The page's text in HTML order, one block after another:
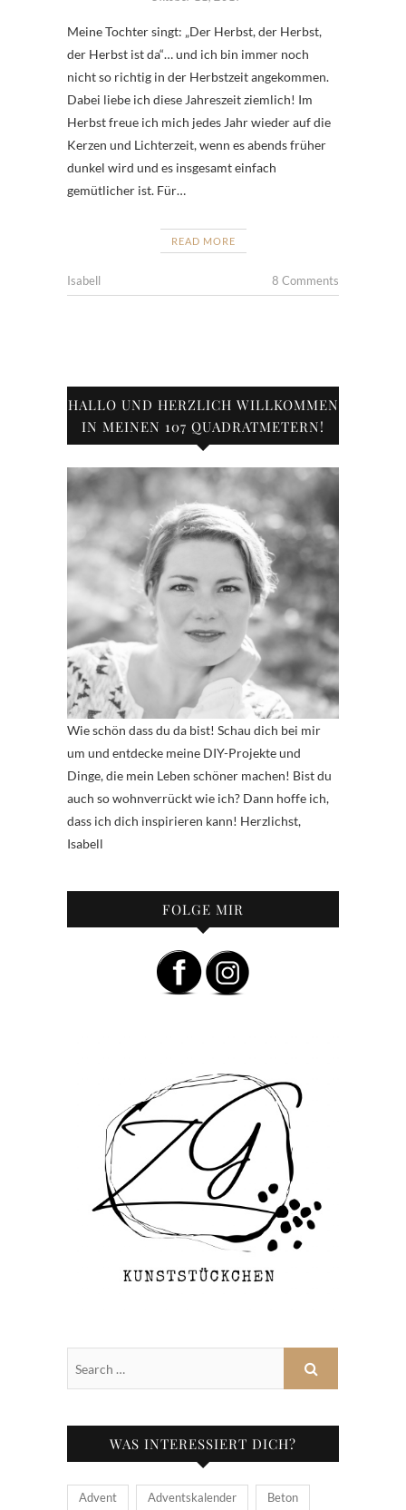
Meine Tochter singt: „Der Herbst, der Herbst,
der Herbst ist da“… und ich bin immer noch
nicht so richtig in der Herbstzeit angekommen.
Dabei liebe ich diese Jahreszeit ziemlich! Im
Herbst freue ich mich jedes Jahr wieder auf die
Kerzen und Lichterzeit, wenn es abends früher
dunkel wird und es insgesamt einfach
gemütlicher ist. Für…
READ MORE
Isabell 8 Comments
HALLO UND HERZLICH WILLKOMMEN
IN MEINEN 107 QUADRATMETERN!
Wie schön dass du da bist! Schau dich bei mir
um und entdecke meine DIY-Projekte und
Dinge, die mein Leben schöner machen! Bist du
auch so wohnverrückt wie ich? Dann hoffe ich,
dass ich dich inspirieren kann! Herzlichst,
Isabell
FOLGE MIR
WAS INTERESSIERT DICH?
Advent Adventskalender Beton